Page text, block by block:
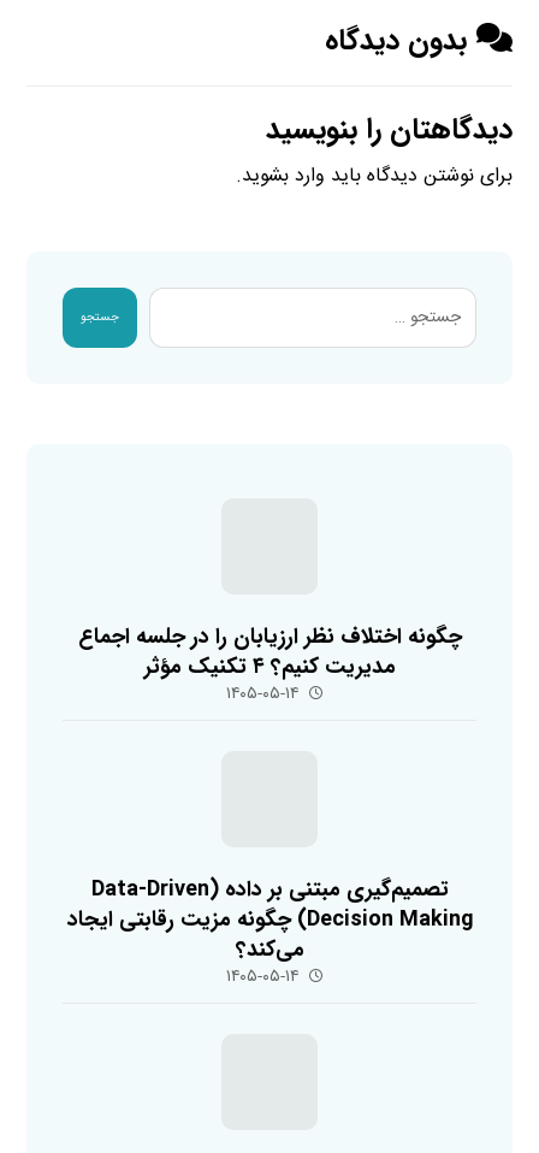
بدون دیدگاه
دیدگاهتان را بنویسید
برای نوشتن دیدگاه باید وارد بشوید.
جستجو
چگونه اختلاف نظر ارزیابان را در جلسه اجماع
مدیریت کنیم؟ ۴ تکنیک مؤثر
۱۴۰۵-۰۵-۱۴
تصمیم‌گیری مبتنی بر داده (Data-Driven
Decision Making) چگونه مزیت رقابتی ایجاد
می‌کند؟
۱۴۰۵-۰۵-۱۴